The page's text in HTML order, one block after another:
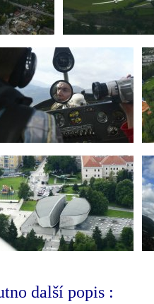
další popis :